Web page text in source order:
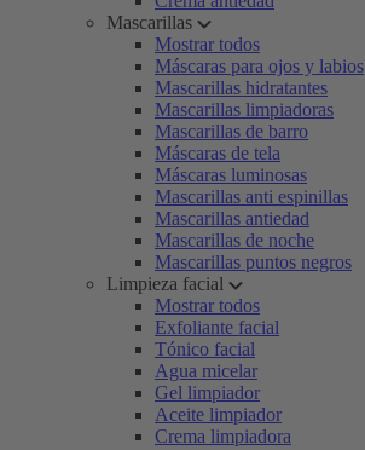
Mascarillas
Mostrar todos
Máscaras para ojos y labios
Mascarillas hidratantes
Mascarillas limpiadoras
Mascarillas de barro
Máscaras de tela
Máscaras luminosas
Mascarillas anti espinillas
Mascarillas antiedad
Mascarillas de noche
Mascarillas puntos negros
Limpieza facial
Mostrar todos
Exfoliante facial
Tónico facial
Agua micelar
Gel limpiador
Aceite limpiador
Crema limpiadora